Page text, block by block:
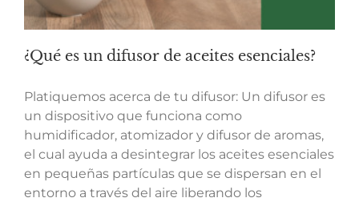
¿Qué es un difusor de aceites esenciales?
Platiquemos acerca de tu difusor: Un difusor es
un dispositivo que funciona como
humidificador, atomizador y difusor de aromas,
el cual ayuda a desintegrar los aceites esenciales
en pequeñas partículas que se dispersan en el
entorno a través del aire liberando los